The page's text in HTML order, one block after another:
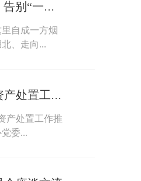
风雨十年见证来路 笃行实干树牢政绩 | 社会职能移交篇：告别“一区两治” 共赴民生新程
自成一方烟
、走向...
中国能建葛洲坝综合管理中心召开葛洲坝航运扩能涉迁资产处置工作推进会
产处置工作推
委...